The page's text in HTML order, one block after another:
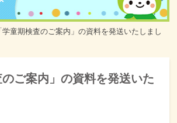
学童期検査のご案内」の資料を発送いたしまし
のご案内」の資料を発送いた